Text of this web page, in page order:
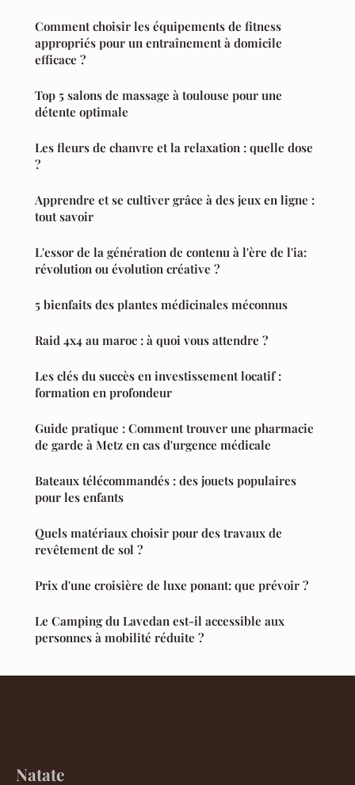
Comment choisir les équipements de fitness
appropriés pour un entraînement à domicile
efficace ?
Top 5 salons de massage à toulouse pour une
détente optimale
Les fleurs de chanvre et la relaxation : quelle dose
?
Apprendre et se cultiver grâce à des jeux en ligne :
tout savoir
L'essor de la génération de contenu à l'ère de l'ia:
révolution ou évolution créative ?
5 bienfaits des plantes médicinales méconnus
Raid 4x4 au maroc : à quoi vous attendre ?
Les clés du succès en investissement locatif :
formation en profondeur
Guide pratique : Comment trouver une pharmacie
de garde à Metz en cas d'urgence médicale
Bateaux télécommandés : des jouets populaires
pour les enfants
Quels matériaux choisir pour des travaux de
revêtement de sol ?
Prix d'une croisière de luxe ponant: que prévoir ?
Le Camping du Lavedan est-il accessible aux
personnes à mobilité réduite ?
Natate